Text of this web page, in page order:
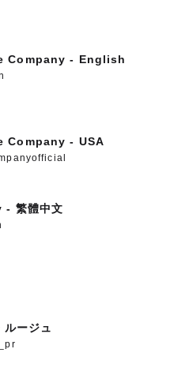
Company - English
Company - USA
繁體中文
ルージュ